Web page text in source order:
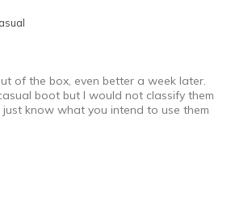
of the box, even better a week later.
boot but I would not classify them
know what you intend to use them